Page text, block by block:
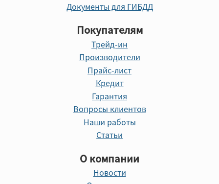
Документы для ГИБДД
Покупателям
Трейд-ин
Производители
Прайс-лист
Кредит
Гарантия
Вопросы клиентов
Наши работы
Статьи
О компании
Новости